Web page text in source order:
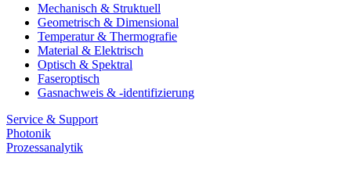
Mechanisch & Struktuell
Geometrisch & Dimensional
Temperatur & Thermografie
Material & Elektrisch
Optisch & Spektral
Faseroptisch
Gasnachweis & -identifizierung
Service & Support
Photonik
Prozessanalytik